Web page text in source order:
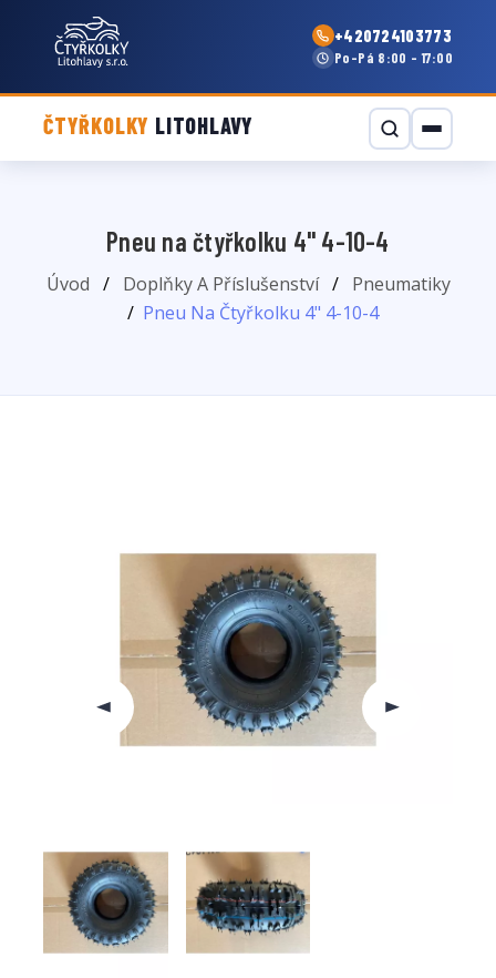
+420724103773
Po–Pá 8:00 - 17:00
ČTYŘKOLKY LITOHLAVY
Pneu na čtyřkolku 4" 4-10-4
Úvod Doplňky A Příslušenství
Pneumatiky
Pneu Na Čtyřkolku 4" 4-10-4